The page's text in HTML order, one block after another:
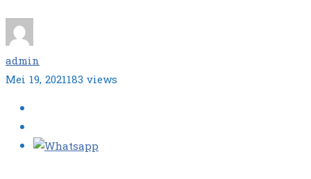
admin
Mei 19, 2021183 views